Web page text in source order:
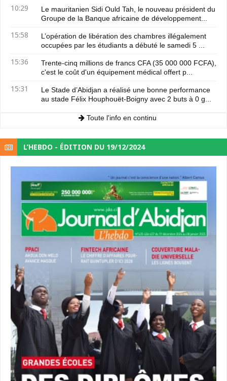
10:29
Le mauritanien Sidi Ould Tah, le nouveau président du
Groupe de la Banque africaine de développement...
15:58
L’opération de libération des chambres illégalement
occupées par les étudiants a débuté le samedi 5 ...
15:36
Trente-cinq millions de francs CFA (35 000 000 FCFA),
c'est le coût d'un équipement médical offert p...
15:31
Le Stade d’Abidjan a réalisé une bonne performance
au stade Félix Houphouët-Boigny avec 2 buts à 0 g...
Toute l'info en continu
L’HEBDO - ÉDITION DU 19/12/2024